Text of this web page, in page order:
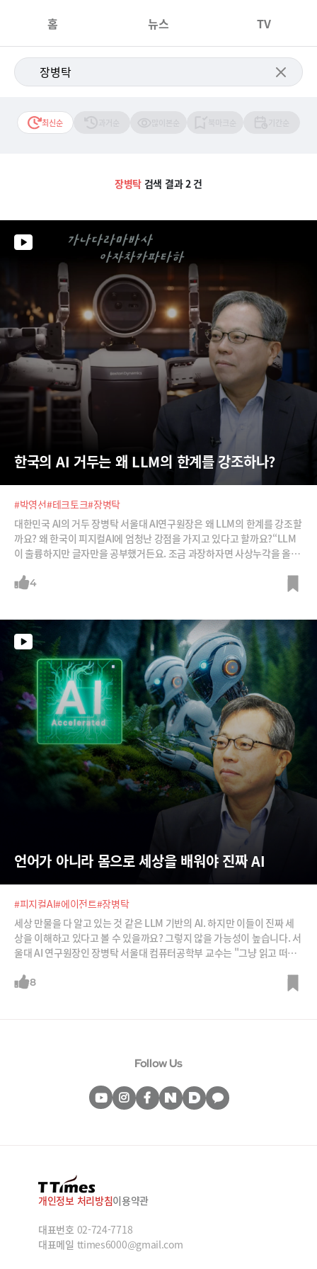
홈 뉴스 TV
최신순
장병탁 검색 결과 2 건
한국의 AI 거두는 왜 LLM의 한계를 강조하나?
#박영선#테크토크#장병탁
대한민국 AI의 거두 장병탁 서울대 AI연구원장은 왜 LLM의 한계를 강조할
까요? 왜 한국이 피지컬AI에 엄청난 강점을 가지고 있다고 할까요?“LLM
이 출륭하지만 글자만을 공부했거든요. 조금 과장하자면 사상누각을 올리
서 세상을 이해해야 하는데 그걸 못한거죠.”“피지컬AI, 휴머노이드는 어마
청난 강점을 가지고 있어요.”
4
언어가 아니라 몸으로 세상을 배워야 진짜 AI
#피지컬AI#에이전트#장병탁
세상 만물을 다 알고 있는 것 같은 LLM 기반의 AI. 하지만 이들이 진짜 세
상을 이해하고 있다고 볼 수 있을까요? 그렇지 않을 가능성이 높습니다. 서
울대 AI 연구원장인 장병탁 서울대 컴퓨터공학부 교수는 "그냥 읽고 떠들
배워야 진짜 AI”라고 말힙니다. 마치 어린아이처럼 AI가 세상을 느끼고 경
8
Follow Us
개인정보 처리방침이용약관
대표번호 02-724-7718
대표메일 ttimes6000@gmail.com